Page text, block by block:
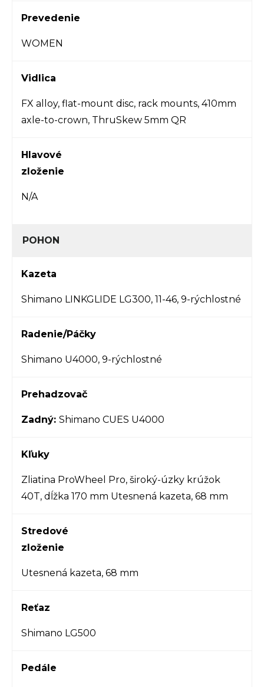
Prevedenie
WOMEN
Vidlica
FX alloy, flat-mount disc, rack mounts, 410mm
axle-to-crown, ThruSkew 5mm QR
Hlavové
zloženie
N/A
POHON
Kazeta
Shimano LINKGLIDE LG300, 11-46, 9-rýchlostné
Radenie/Páčky
Shimano U4000, 9-rýchlostné
Prehadzovač
Zadný: Shimano CUES U4000
Kľuky
Zliatina ProWheel Pro, široký-úzky krúžok
40T, dĺžka 170 mm Utesnená kazeta, 68 mm
Stredové
zloženie
Utesnená kazeta, 68 mm
Reťaz
Shimano LG500
Pedále